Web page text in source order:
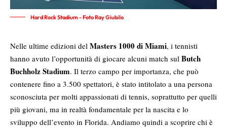
Hard Rock Stadium - Foto Ray Giubilo
Nelle ultime edizioni del Masters 1000 di Miami, i tennisti
hanno avuto l’opportunità di giocare alcuni match sul Butch
Buchholz Stadium. Il terzo campo per importanza, che può
contenere fino a 3.500 spettatori, è stato intitolato a una persona
sconosciuta per molti appassionati di tennis, soprattutto per quelli
più giovani, ma in realtà fondamentale per la nascita e lo
sviluppo dell’evento in Florida. Andiamo quindi a scoprire chi è